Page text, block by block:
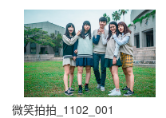
微笑拍拍_1102_001